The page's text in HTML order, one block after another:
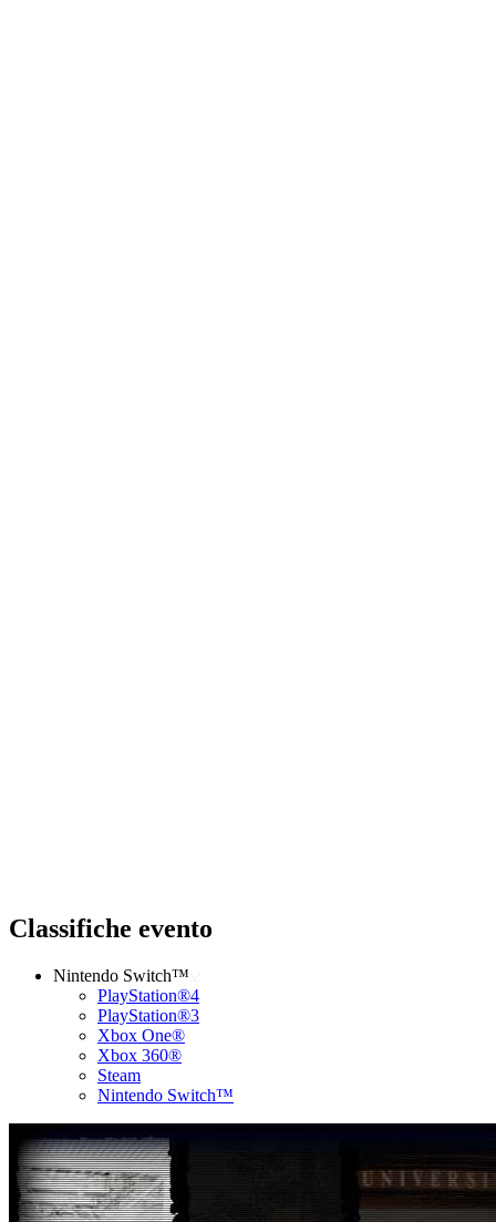
Classifiche evento
Nintendo Switch™
PlayStation®4
PlayStation®3
Xbox One®
Xbox 360®
Steam
Nintendo Switch™